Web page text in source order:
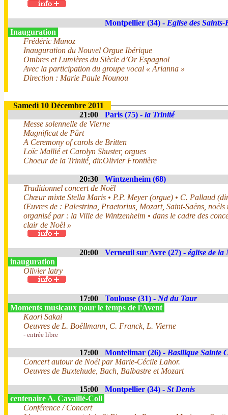
Montpellier (34) - Eglise des
Inauguration
Frédéric Munoz
Inauguration du Nouvel Orgue Ibérique
Ombres et Lumières du Siècle d’Or Espagnol
Avec la participation du groupe vocal « Arianna »
Direction : Marie Paule Nounou
Samedi 10 Décembre 2011
21:00
Paris (75) - la Trinité
Messe solennelle de Vierne
Magnificat de Pârt
A Ceremony of carols de Britten
Loïc Mallié et Carolyn Shuster, orgues
Choeur de la Trinité, dir.Olivier Frontière
20:30
Wintzenheim (68)
Traditionnel concert de Noël
Chœur mixte Stella Maris • P.P. Meyer (orgue) • C. Pallaud
Œuvres de : Palestrina, Praetorius, Mozart, Saint-Saëns, noëls
organisé par : la Ville de Wintzenheim • dans le cadre des
clair de Noël »
20:00 Verneuil sur Avre (27) - église de la
inauguration
Olivier latry
17:00 Toulouse (31) - Nd du Taur
Moments musicaux pour le temps de l'Avent
Kaori Sakai
Oeuvres de L. Boëllmann, C. Franck, L. Vierne
- entrée libre
17:00 Montelimar (26) - Basilique Sainte
Concert autour de Noël par Marie-Cécile Lahor.
Oeuvres de Buxtehude, Bach, Balbastre et Mozart
15:00 Montpellier (34) - St Denis
centenaire A. Cavaillé-Coll
Conférence / Concert